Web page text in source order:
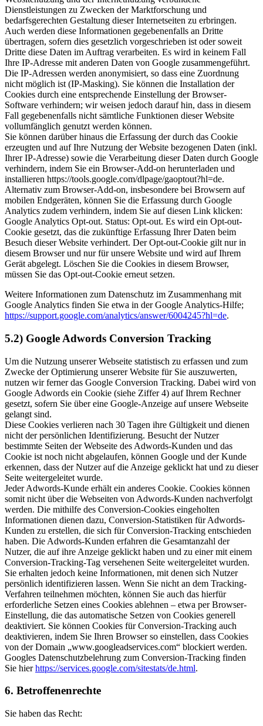
Dienstleistungen zu Zwecken der Marktforschung und
bedarfsgerechten Gestaltung dieser Internetseiten zu erbringen.
Auch werden diese Informationen gegebenenfalls an Dritte
übertragen, sofern dies gesetzlich vorgeschrieben ist oder soweit
Dritte diese Daten im Auftrag verarbeiten. Es wird in keinem Fall
Ihre IP-Adresse mit anderen Daten von Google zusammengeführt.
Die IP-Adressen werden anonymisiert, so dass eine Zuordnung
nicht möglich ist (IP-Masking). Sie können die Installation der
Cookies durch eine entsprechende Einstellung der Browser-
Software verhindern; wir weisen jedoch darauf hin, dass in diesem
Fall gegebenenfalls nicht sämtliche Funktionen dieser Website
vollumfänglich genutzt werden können.
Sie können darüber hinaus die Erfassung der durch das Cookie
erzeugten und auf Ihre Nutzung der Website bezogenen Daten (inkl.
Ihrer IP-Adresse) sowie die Verarbeitung dieser Daten durch Google
verhindern, indem Sie ein Browser-Add-on herunterladen und
installieren https://tools.google.com/dlpage/gaoptout?hl=de.
Alternativ zum Browser-Add-on, insbesondere bei Browsern auf
mobilen Endgeräten, können Sie die Erfassung durch Google
Analytics zudem verhindern, indem Sie auf diesen Link klicken:
Google Analytics Opt-out. Status: Opt-out. Es wird ein Opt-out-
Cookie gesetzt, das die zukünftige Erfassung Ihrer Daten beim
Besuch dieser Website verhindert. Der Opt-out-Cookie gilt nur in
diesem Browser und nur für unsere Website und wird auf Ihrem
Gerät abgelegt. Löschen Sie die Cookies in diesem Browser,
müssen Sie das Opt-out-Cookie erneut setzen.
Weitere Informationen zum Datenschutz im Zusammenhang mit
Google Analytics finden Sie etwa in der Google Analytics-Hilfe;
https://support.google.com/analytics/answer/6004245?hl=de.
5.2) Google Adwords Conversion Tracking
Um die Nutzung unserer Webseite statistisch zu erfassen und zum
Zwecke der Optimierung unserer Website für Sie auszuwerten,
nutzen wir ferner das Google Conversion Tracking. Dabei wird von
Google Adwords ein Cookie (siehe Ziffer 4) auf Ihrem Rechner
gesetzt, sofern Sie über eine Google-Anzeige auf unsere Webseite
gelangt sind.
Diese Cookies verlieren nach 30 Tagen ihre Gültigkeit und dienen
nicht der persönlichen Identifizierung. Besucht der Nutzer
bestimmte Seiten der Webseite des Adwords-Kunden und das
Cookie ist noch nicht abgelaufen, können Google und der Kunde
erkennen, dass der Nutzer auf die Anzeige geklickt hat und zu dieser
Seite weitergeleitet wurde.
Jeder Adwords-Kunde erhält ein anderes Cookie. Cookies können
somit nicht über die Webseiten von Adwords-Kunden nachverfolgt
werden. Die mithilfe des Conversion-Cookies eingeholten
Informationen dienen dazu, Conversion-Statistiken für Adwords-
Kunden zu erstellen, die sich für Conversion-Tracking entschieden
haben. Die Adwords-Kunden erfahren die Gesamtanzahl der
Nutzer, die auf ihre Anzeige geklickt haben und zu einer mit einem
Conversion-Tracking-Tag versehenen Seite weitergeleitet wurden.
Sie erhalten jedoch keine Informationen, mit denen sich Nutzer
persönlich identifizieren lassen. Wenn Sie nicht an dem Tracking-
Verfahren teilnehmen möchten, können Sie auch das hierfür
erforderliche Setzen eines Cookies ablehnen – etwa per Browser-
Einstellung, die das automatische Setzen von Cookies generell
deaktiviert. Sie können Cookies für Conversion-Tracking auch
deaktivieren, indem Sie Ihren Browser so einstellen, dass Cookies
von der Domain „www.googleadservices.com“ blockiert werden.
Googles Datenschutzbelehrung zum Conversion-Tracking finden
Sie hierhttps://services.google.com/sitestats/de.html.
6. Betroffenenrechte
Sie haben das Recht: